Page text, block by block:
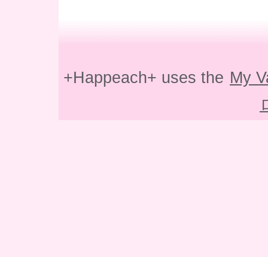
+Happeach+ uses the My